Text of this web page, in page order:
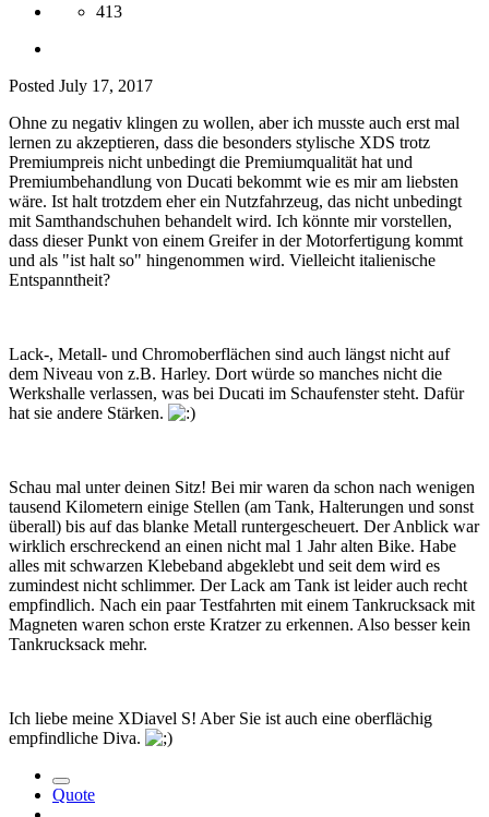
413
Posted July 17, 2017
Ohne zu negativ klingen zu wollen, aber ich musste auch erst mal
lernen zu akzeptieren, dass die besonders stylische XDS trotz
Premiumpreis nicht unbedingt die Premiumqualität hat und
Premiumbehandlung von Ducati bekommt wie es mir am liebsten
wäre. Ist halt trotzdem eher ein Nutzfahrzeug, das nicht unbedingt
mit Samthandschuhen behandelt wird. Ich könnte mir vorstellen,
dass dieser Punkt von einem Greifer in der Motorfertigung kommt
und als "ist halt so" hingenommen wird. Vielleicht italienische
Entspanntheit?
Lack-, Metall- und Chromoberflächen sind auch längst nicht auf
dem Niveau von z.B. Harley. Dort würde so manches nicht die
Werkshalle verlassen, was bei Ducati im Schaufenster steht. Dafür
hat sie andere Stärken.
Schau mal unter deinen Sitz! Bei mir waren da schon nach wenigen
tausend Kilometern einige Stellen (am Tank, Halterungen und sonst
überall) bis auf das blanke Metall runtergescheuert. Der Anblick war
wirklich erschreckend an einen nicht mal 1 Jahr alten Bike. Habe
alles mit schwarzen Klebeband abgeklebt und seit dem wird es
zumindest nicht schlimmer. Der Lack am Tank ist leider auch recht
empfindlich. Nach ein paar Testfahrten mit einem Tankrucksack mit
Magneten waren schon erste Kratzer zu erkennen. Also besser kein
Tankrucksack mehr.
Ich liebe meine XDiavel S! Aber Sie ist auch eine oberflächig
empfindliche Diva.
Quote